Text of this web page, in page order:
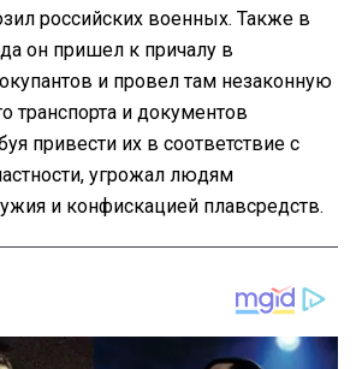
российских военных. Также в
он пришел к причалу в
и провел там незаконную
транспорта и документов
привести их в соответствие с
угрожал людям
и конфискацией плавсредств.